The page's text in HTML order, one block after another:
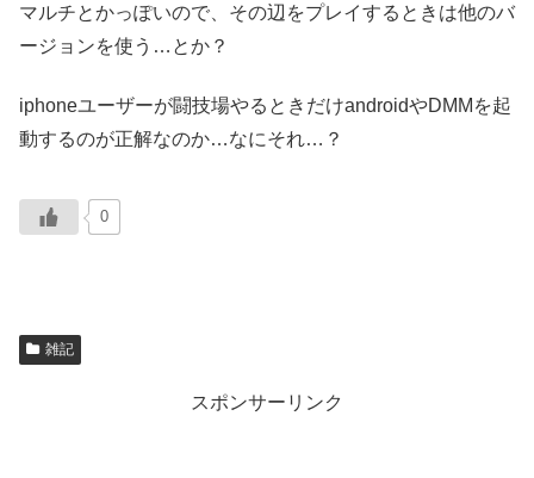
マルチとかっぽいので、その辺をプレイするときは他のバ
ージョンを使う…とか？
iphoneユーザーが闘技場やるときだけandroidやDMMを起
動するのが正解なのか…なにそれ…？
0
雑記
スポンサーリンク